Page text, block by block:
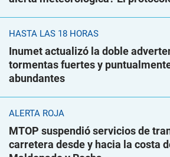
HASTA LAS 18 HORAS
Inumet actualizó la doble
tormentas fuertes y
abundantes
ALERTA ROJA
MTOP suspendió servicios de
carretera desde y hacia la costa